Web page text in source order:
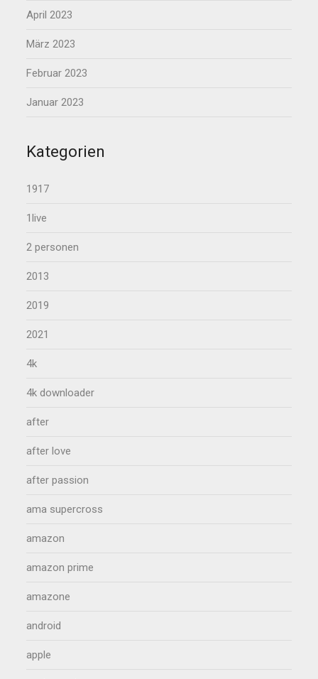
April 2023
März 2023
Februar 2023
Januar 2023
Kategorien
1917
1live
2 personen
2013
2019
2021
4k
4k downloader
after
after love
after passion
ama supercross
amazon
amazon prime
amazone
android
apple